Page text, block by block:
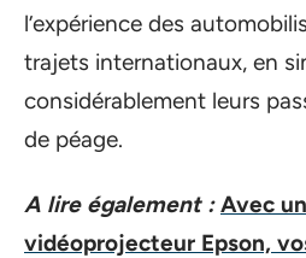
l’expérience des
trajets internationaux, en
considérablement leurs
de péage.
A lire également : Avec
vidéoprojecteur Epson,